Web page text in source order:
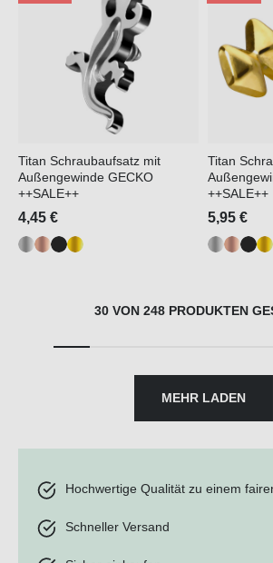
Titan Schraubaufsatz mit
Außengewinde GECKO
++SALE++
4,45 €
Titan
++SALE++
5,95 €
30 VON 248 PRODUKTEN
MEHR LADEN
Hochwertige Qualität zu einem
Schneller Versand